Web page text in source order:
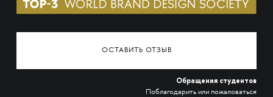
ОСТАВИТЬ ОТЗЫВ
Обращения студентов
Поблагодарить или пожаловаться